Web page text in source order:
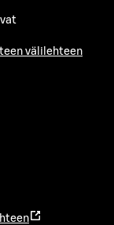
välilehteen